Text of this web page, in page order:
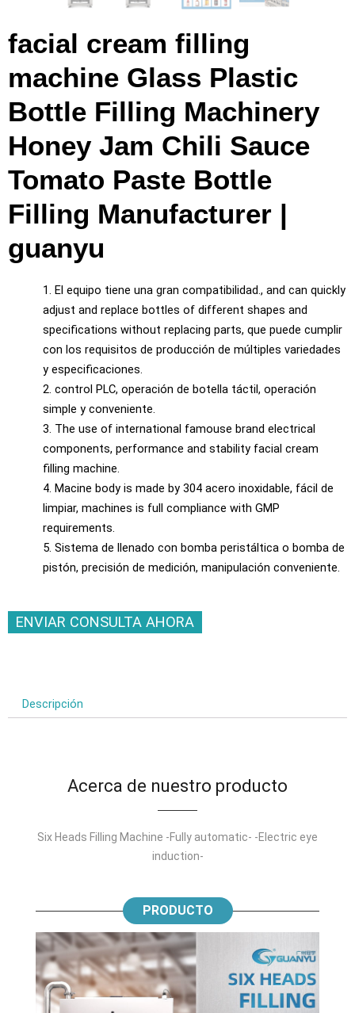
facial cream filling
machine Glass Plastic
Bottle Filling Machinery
Honey Jam Chili Sauce
Tomato Paste Bottle
Filling Manufacturer |
guanyu
1. El equipo tiene una gran compatibilidad., and can quickly
adjust and replace bottles of different shapes and
specifications without replacing parts, que puede cumplir
con los requisitos de producción de múltiples variedades
y especificaciones.
2. control PLC, operación de botella táctil, operación
simple y conveniente.
3. The use of international famouse brand electrical
components, performance and stability facial cream
filling machine.
4. Macine body is made by304 acero inoxidable, fácil de
limpiar, machines is full compliance with GMP
requirements.
5. Sistema de llenado con bomba peristáltica o bomba de
pistón, precisión de medición, manipulación conveniente.
ENVIAR CONSULTA AHORA
Descripción
Acerca de nuestro producto
Six Heads Filling Machine -Fully automatic- -Electric eye
induction-
PRODUCTO